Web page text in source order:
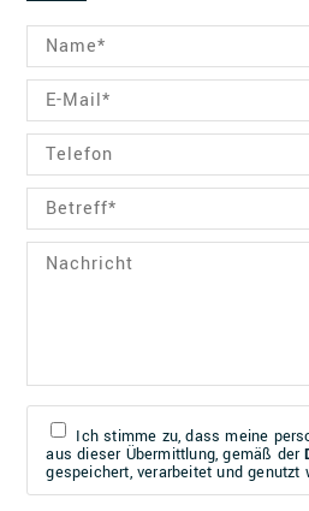
Ich stimme zu, dass meine
aus dieser Übermittlung, gemäß der
gespeichert, verarbeitet und genutzt